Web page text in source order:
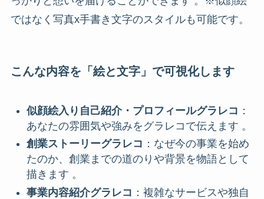
ではなく写真x手書き文字のスタイルも可能です。
こんな内容を「絵と文字」で可視化します
似顔絵入り自己紹介・プロフィールグラレコ ：
あなたの雰囲気や強みをグラレコで伝えます 。
創業ストーリーグラレコ ：なぜ今の事業を始め
たのか、創業までの道のりや背景を物語として
描きます 。
事業内容紹介グラレコ ：複雑なサービスや独自